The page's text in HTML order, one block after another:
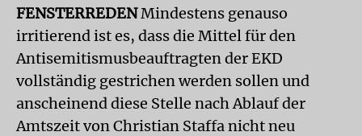
FENSTERREDENMindestens genauso
irritierend ist es, dass die Mittel für den
Antisemitismusbeauftragten der EKD
vollständig gestrichen werden sollen und
anscheinend diese Stelle nach Ablauf der
Amtszeit von Christian Staffa nicht neu